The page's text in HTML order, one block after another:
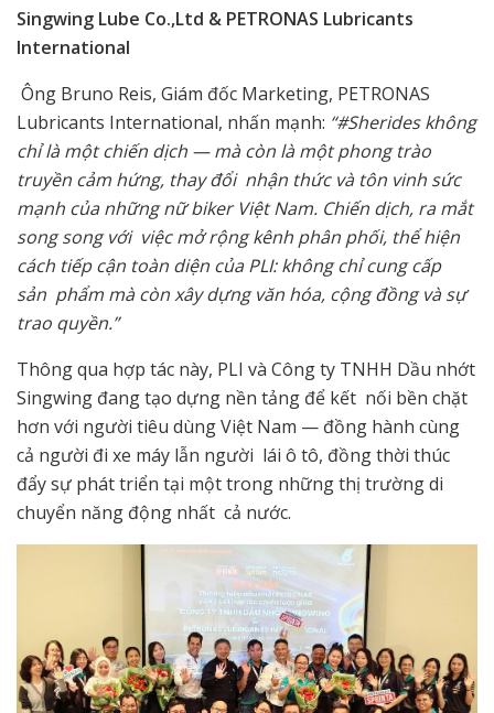
Singwing Lube Co.,Ltd & PETRONAS Lubricants
International
Ông Bruno Reis, Giám đốc Marketing, PETRONAS
Lubricants International, nhấn mạnh: “#Sherides không
chỉ là một chiến dịch — mà còn là một phong trào
truyền cảm hứng, thay đổi nhận thức và tôn vinh sức
mạnh của những nữ biker Việt Nam. Chiến dịch, ra mắt
song song với việc mở rộng kênh phân phối, thể hiện
cách tiếp cận toàn diện của PLI: không chỉ cung cấp
sản phẩm mà còn xây dựng văn hóa, cộng đồng và sự
trao quyền.”
Thông qua hợp tác này, PLI và Công ty TNHH Dầu nhớt
Singwing đang tạo dựng nền tảng để kết nối bền chặt
hơn với người tiêu dùng Việt Nam — đồng hành cùng
cả người đi xe máy lẫn người lái ô tô, đồng thời thúc
đẩy sự phát triển tại một trong những thị trường di
chuyển năng động nhất cả nước.